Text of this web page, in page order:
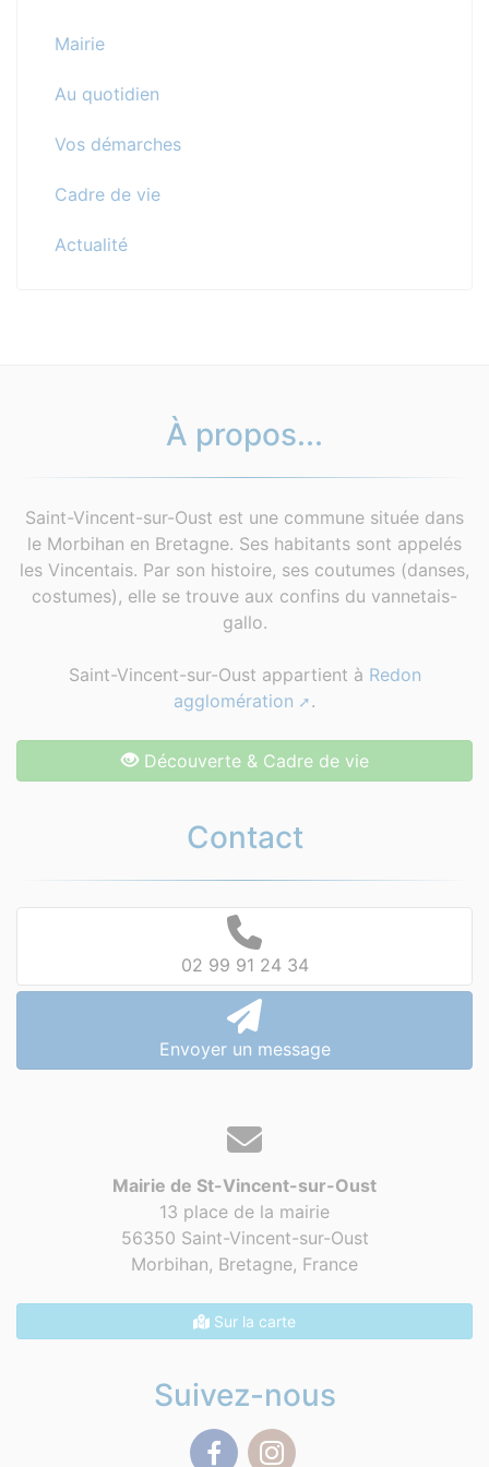
Mairie
Au quotidien
Vos démarches
Cadre de vie
Actualité
À propos...
Saint-Vincent-sur-Oust est une commune située dans
le Morbihan en Bretagne. Ses habitants sont appelés
les Vincentais. Par son histoire, ses coutumes (danses,
costumes), elle se trouve aux confins du vannetais-
gallo.
Saint-Vincent-sur-Oust appartient à Redon
agglomération
.
Découverte & Cadre de vie
Contact
02 99 91 24 34
Envoyer un message
Mairie de St-Vincent-sur-Oust
13 place de la mairie
56350 Saint-Vincent-sur-Oust
Morbihan, Bretagne, France
Sur la carte
Suivez-nous